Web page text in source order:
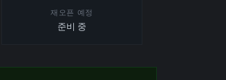
재오픈 예정
준비 중